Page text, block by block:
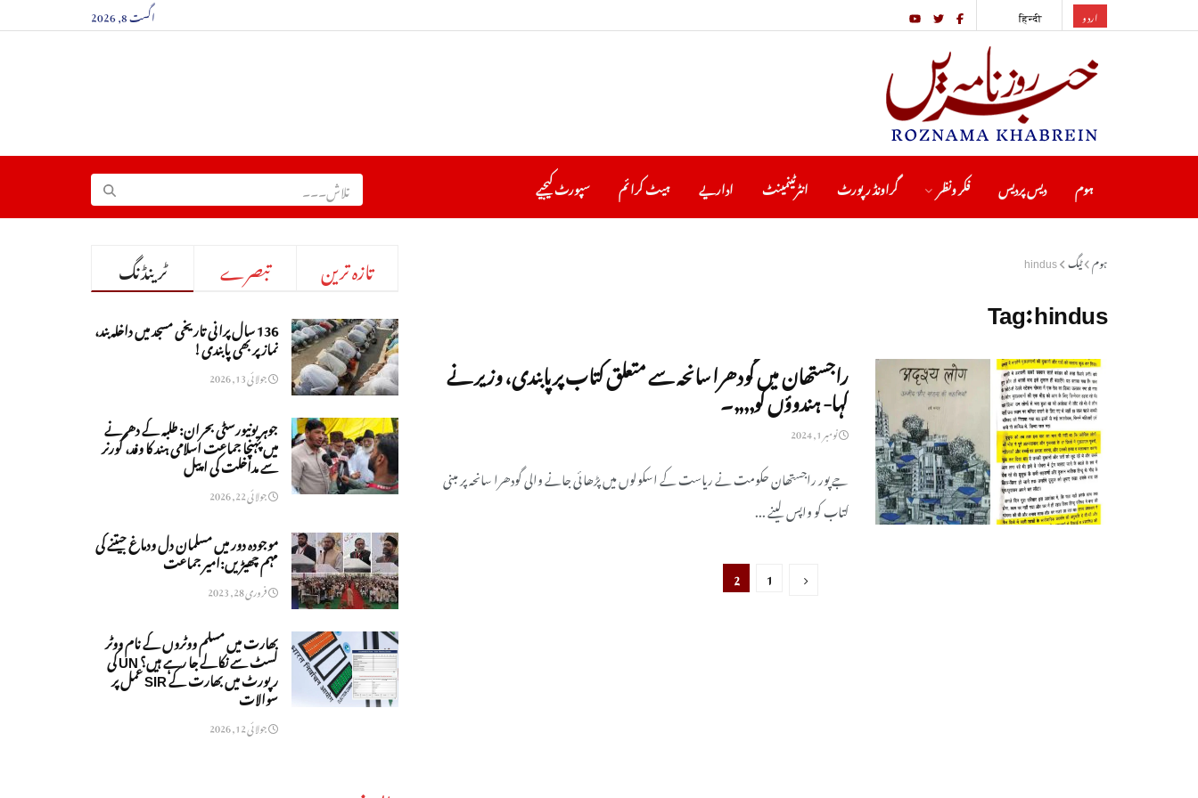
اردو हिन्दी اگست 8, 2026
ہوم دیس پردیس فکر ونظر گراونڈ رپورٹ انٹرٹینمینٹ اداریے ہیٹ کرا ئم سپورٹ کیجیے
ہوم ٹیگ hindus
Tag:hindus
راجستھان میں گودھرا سانحہ سے متعلق کتاب پر پابندی، وزیر نے
کہا- ہندوؤں کو٫٫٫٫۔
نومبر 1, 2024
جے پور راجستھان حکومت نے ریاست کے اسکولوں میں پڑھائی جانے والی گودھرا سانحہ پر مبنی
کتاب کو واپس لینے ...
1
2
ٹرینڈنگ تبصرے تازہ ترین
136 سال پرانی تاریخی مسجد میں داخلہ بند،
نماز پر بھی پابندی!
جولائی 13, 2026
جوہر یونیورسٹی بحران: طلبہ کے دھرنے
میں پہنچا جماعت اسلامی ہند کا وفد، گورنر
سے مداخلت کی اپیل
جولائی 22, 2026
موجودہ دور میں مسلمان دل ودماغ جیتنے کی
مہم چھیڑیں:امیر جماعت
فروری 28, 2023
بھارت میں مسلم ووٹروں کے نام ووٹر
لسٹ سے نکالے جا رہے ہیں؟ UN کی
رپورٹ میں بھارت کے SIR عمل پر
سوالات
جولائی 12, 2026